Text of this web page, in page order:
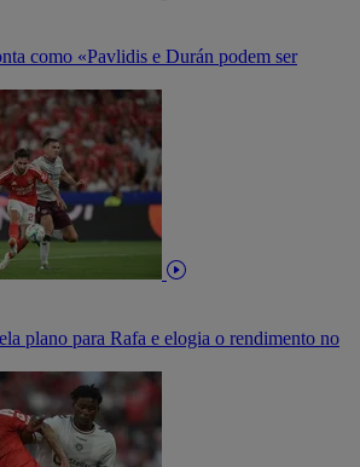
como «Pavlidis e Durán podem ser
plano para Rafa e elogia o rendimento no